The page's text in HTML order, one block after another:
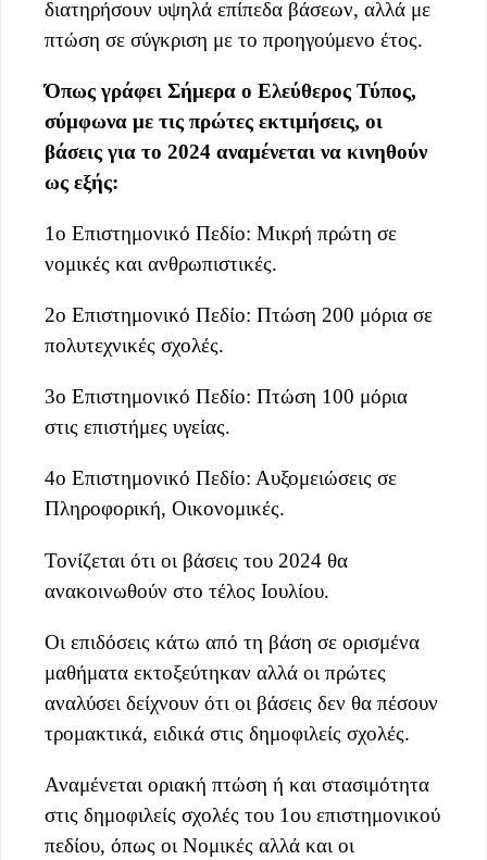
διατηρήσουν υψηλά επίπεδα βάσεων, αλλά με
πτώση σε σύγκριση με το προηγούμενο έτος.
Όπως γράφει Σήμερα ο Ελεύθερος Τύπος,
σύμφωνα με τις πρώτες εκτιμήσεις, οι
βάσεις για το 2024 αναμένεται να κινηθούν
ως εξής:
1ο Επιστημονικό Πεδίο: Μικρή πρώτη σε
νομικές και ανθρωπιστικές.
2ο Επιστημονικό Πεδίο: Πτώση 200 μόρια σε
πολυτεχνικές σχολές.
3ο Επιστημονικό Πεδίο: Πτώση 100 μόρια
στις επιστήμες υγείας.
4ο Επιστημονικό Πεδίο: Αυξομειώσεις σε
Πληροφορική, Οικονομικές.
Τονίζεται ότι οι βάσεις του 2024 θα
ανακοινωθούν στο τέλος Ιουλίου.
Οι επιδόσεις κάτω από τη βάση σε ορισμένα
μαθήματα εκτοξεύτηκαν αλλά οι πρώτες
αναλύσει δείχνουν ότι οι βάσεις δεν θα πέσουν
τρομακτικά, ειδικά στις δημοφιλείς σχολές.
Αναμένεται οριακή πτώση ή και στασιμότητα
στις δημοφιλείς σχολές του 1ου επιστημονικού
πεδίου, όπως οι Νομικές αλλά και οι